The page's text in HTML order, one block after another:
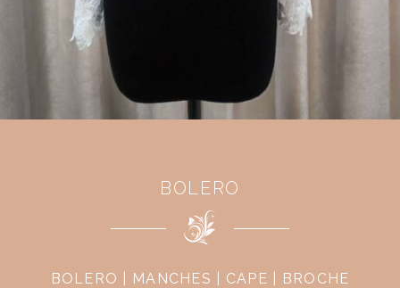
BOLERO
BOLERO | MANCHES | CAPE | BROCHE